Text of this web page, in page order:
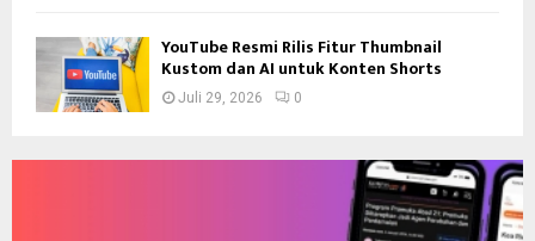
YouTube Resmi Rilis Fitur Thumbnail
Kustom dan AI untuk Konten Shorts
Juli 29, 2026 0